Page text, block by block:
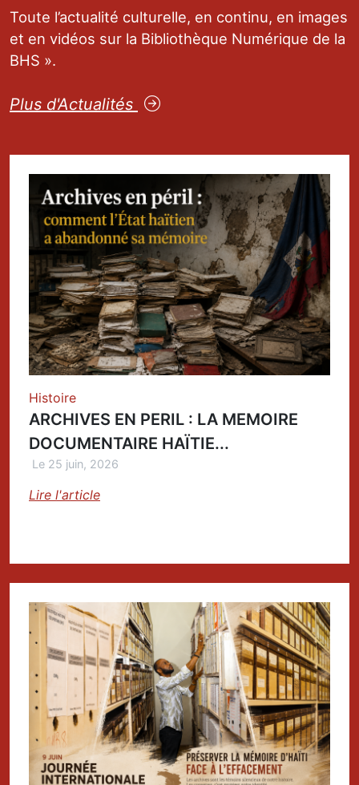
Toute l’actualité culturelle, en continu, en images
et en vidéos sur la Bibliothèque Numérique de la
BHS ».
Plus d'Actualités
Histoire
ARCHIVES EN PERIL : LA MEMOIRE
DOCUMENTAIRE HAÏTIE...
Le 25 juin, 2026
Lire l'article